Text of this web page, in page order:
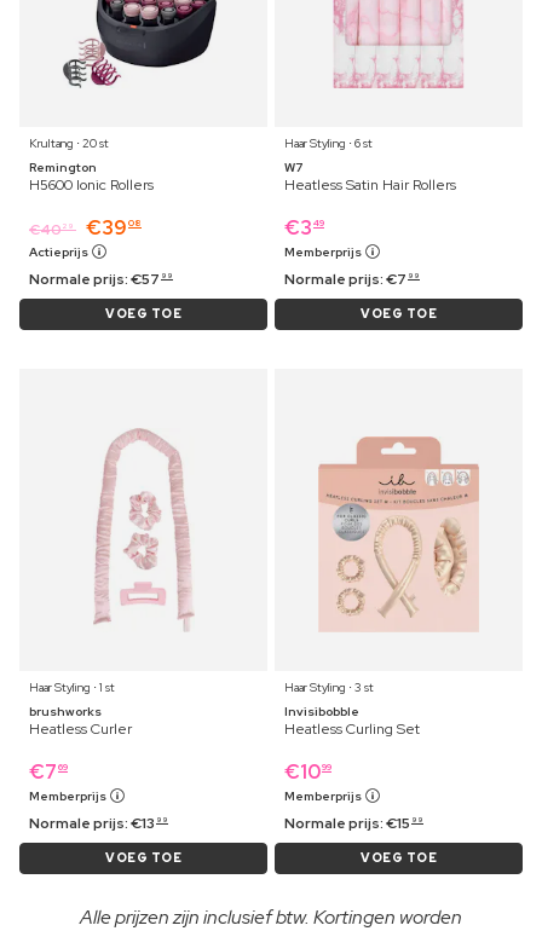
Krultang ⋅ 20 st
Remington
H5600 Ionic Rollers
€4029 €39 08
Actieprijs
Normale prijs:€57 99
VOEG TOE
Haar Styling ⋅ 6 st
W7
Heatless Satin Hair Rollers
€3 49
Memberprijs
Normale prijs:€7 99
VOEG TOE
Haar Styling ⋅ 1 st
brushworks
Heatless Curler
€7 69
Memberprijs
Normale prijs:€13 99
VOEG TOE
Haar Styling ⋅ 3 st
Invisibobble
Heatless Curling Set
€1099
Memberprijs
Normale prijs:€15 99
VOEG TOE
Alle prijzen zijn inclusief btw. Kortingen worden